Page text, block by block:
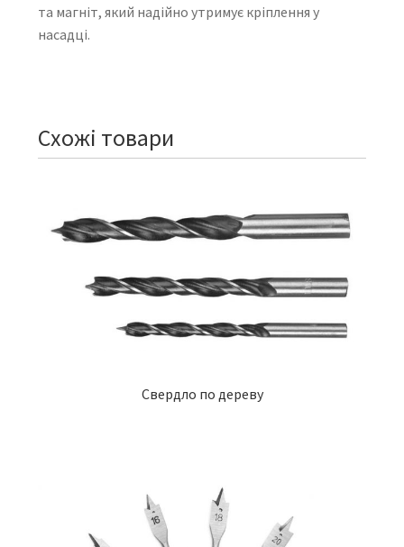
та магніт, який надійно утримує кріплення у
насадці.
Схожі товари
Свердло по дереву